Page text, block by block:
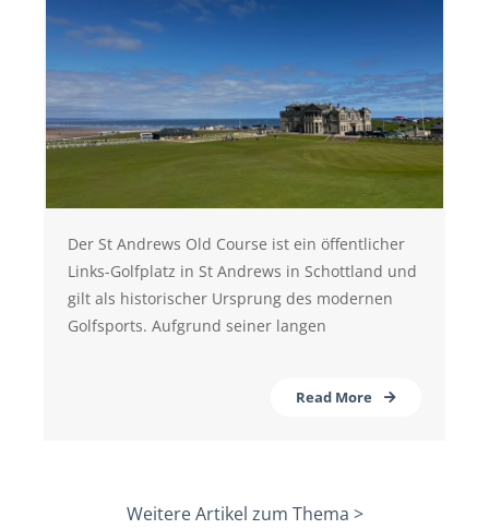
Der St Andrews Old Course ist ein öffentlicher
Links-Golfplatz in St Andrews in Schottland und
gilt als historischer Ursprung des modernen
Golfsports. Aufgrund seiner langen
Read More
Weitere Artikel zum Thema >